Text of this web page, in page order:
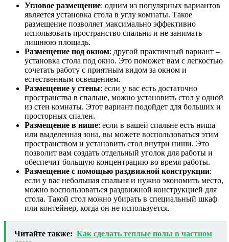
Угловое размещение: одним из популярных вариантов
является установка стола в углу комнаты. Такое
размещение позволяет максимально эффективно
использовать пространство спальни и не занимать
лишнюю площадь.
Размещение под окном: другой практичный вариант –
установка стола под окно. Это поможет вам с легкостью
сочетать работу с приятным видом за окном и
естественным освещением.
Размещение у стены: если у вас есть достаточно
пространства в спальне, можно установить стол у одной
из стен комнаты. Этот вариант подойдет для больших и
просторных спален.
Размещение в нише: если в вашей спальне есть ниша
или выделенная зона, вы можете воспользоваться этим
пространством и установить стол внутри ниши. Это
позволит вам создать отдельный уголок для работы и
обеспечит большую концентрацию во время работы.
Размещение с помощью раздвижной конструкции:
если у вас небольшая спальня и нужно экономить место,
можно воспользоваться раздвижной конструкцией для
стола. Такой стол можно убирать в специальный шкаф
или контейнер, когда он не используется.
Читайте также: Как сделать теплые полы в частном